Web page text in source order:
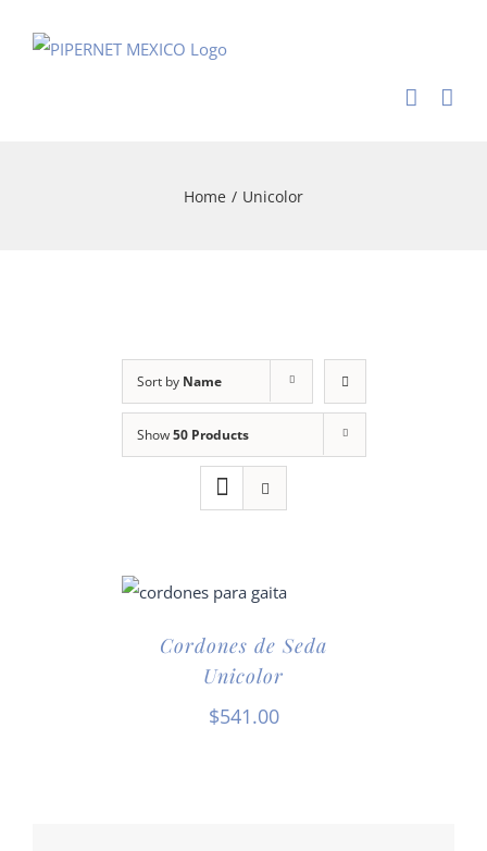
Home / Unicolor
Sort by Name
Show50 Products
CARRITO
Cordones de Seda
Unicolor
$541.00